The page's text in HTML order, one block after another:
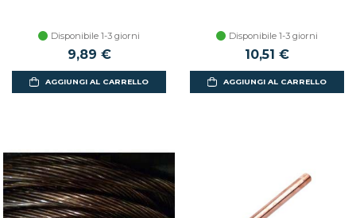
Disponibile 1-3 giorni
9,89 €
AGGIUNGI AL CARRELLO
Disponibile 1-3 giorni
10,51 €
AGGIUNGI AL CARRELLO